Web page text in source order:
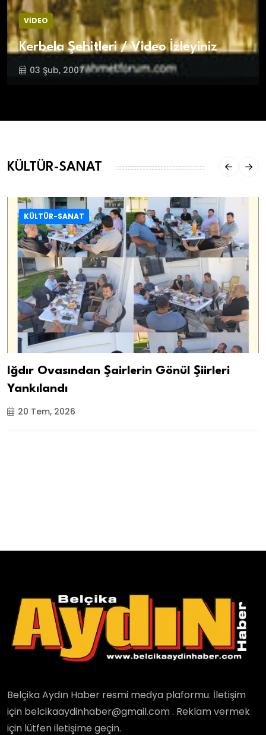
VİDEO
Kerbela Şehitleri / Video İzleyiniz
03 Şub, 2007
KÜLTÜR-SANAT
KÜLTÜR-SANAT
Iğdır Ovasından Şairlerin Gönül Şiirleri
Yankılandı
20 Tem, 2026
Belçika Aydın Haber resmi medya plaformu. İletişim
için belcikaaydinhaber@gmail.com . Reklam vermek
için lütfen iletişime geçin.